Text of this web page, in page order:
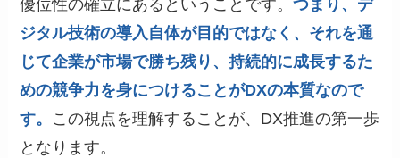
優位性の確立にあるということです。つまり、デ
ジタル技術の導入自体が目的ではなく、それを通
じて企業が市場で勝ち残り、持続的に成長するた
めの競争力を身につけることがDXの本質なので
す。 この視点を理解することが、DX推進の第一歩
となります。